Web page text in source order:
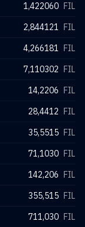
1,422060 FIL
2,844121 FIL
4,266181 FIL
7,110302 FIL
14,2206 FIL
28,4412 FIL
35,5515 FIL
71,1030 FIL
142,206 FIL
355,515 FIL
711,030 FIL